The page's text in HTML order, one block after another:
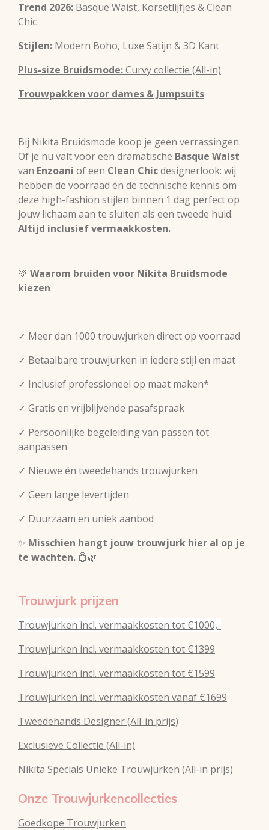
Trend 2026: Basque Waist, Korsetlijfjes & Clean
Chic
Stijlen: Modern Boho, Luxe Satijn & 3D Kant
Plus-size Bruidsmode:Curvy collectie (All-in)
Trouwpakken voor dames & Jumpsuits
Bij Nikita Bruidsmode koop je geen verrassingen.
Of je nu valt voor een dramatische Basque Waist
van Enzoani of een Clean Chicdesignerlook: wij
hebben de voorraad én de technische kennis om
deze high-fashion stijlen binnen 1 dag perfect op
jouw lichaam aan te sluiten als een tweede huid.
Altijd inclusief vermaakkosten.
💚 Waarom bruiden voor Nikita Bruidsmode
kiezen
✓ Meer dan 1000 trouwjurken direct op voorraad
✓ Betaalbare trouwjurken in iedere stijl en maat
✓ Inclusief professioneel op maat maken*
✓ Gratis en vrijblijvende pasafspraak
✓ Persoonlijke begeleiding van passen tot
aanpassen
✓ Nieuwe én tweedehands trouwjurken
✓ Geen lange levertijden
✓ Duurzaam en uniek aanbod
✨ Misschien hangt jouw trouwjurk hier al op je
te wachten. 💍🌿
Trouwjurk prijzen
Trouwjurken incl. vermaakkosten tot €1000,-
Trouwjurken incl. vermaakkosten tot €1399
Trouwjurken incl. vermaakkosten tot €1599
Trouwjurken incl. vermaakkosten vanaf €1699
Tweedehands Designer (All-in prijs)
Exclusieve Collectie (All-in)
Nikita Specials Unieke Trouwjurken (All-in prijs)
Onze Trouwjurkencollecties
Goedkope Trouwjurken